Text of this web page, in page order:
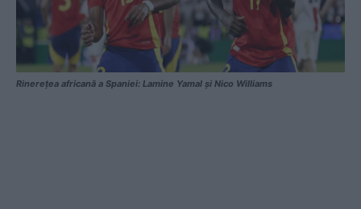
Rinerețea africană a Spaniei: Lamine Yamal și Nico Williams